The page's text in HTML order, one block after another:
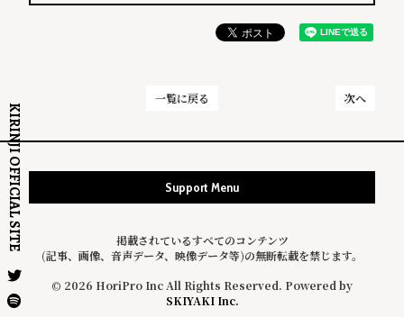
KIRINJI OFFICIAL SITE
一覧に戻る 次へ
Support Menu
掲載されているすべてのコンテンツ
(記事、画像、音声データ、映像データ等)の無断転載を禁じます。
© 2026 HoriPro Inc All Rights Reserved. Powered by
SKIYAKI Inc.